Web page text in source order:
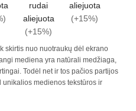
rudai
aliejuota
(+15%)
aliejuota
(+15%)
skirtis nuo nuotraukų dėl ekrano
mediena yra natūrali medžiaga,
Todėl net ir tos pačios partijos
medienos tekstūros ir